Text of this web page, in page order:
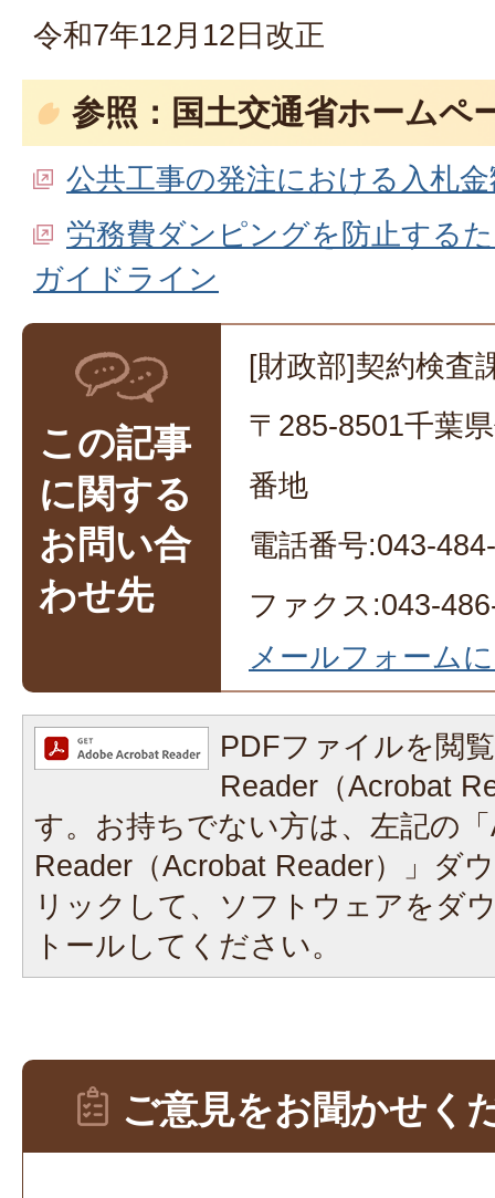
令和7年12月12日改正
参照：国土交通省ホームペ
公共工事の発注における入札
労務費ダンピングを防止する
ガイドライン
この記事
に関する
お問い合
わせ先
[財政部]契約検査
〒285-8501千葉
番地
電話番号:043-
ファクス:043-
メールフォーム
PDFファイルを閲
Reader（Acrobat
す。お持ちでない方は、左記の
Reader（Acrobat Reader）」ダ
リックして、ソフトウェアをダ
トールしてください。
ご意見をお聞かせく